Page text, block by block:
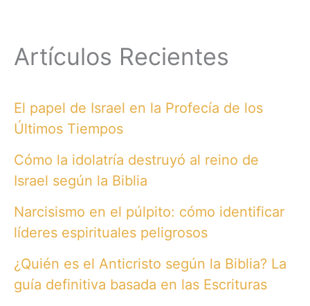
Artículos Recientes
El papel de Israel en la Profecía de los
Últimos Tiempos
Cómo la idolatría destruyó al reino de
Israel según la Biblia
Narcisismo en el púlpito: cómo identificar
líderes espirituales peligrosos
¿Quién es el Anticristo según la Biblia? La
guía definitiva basada en las Escrituras